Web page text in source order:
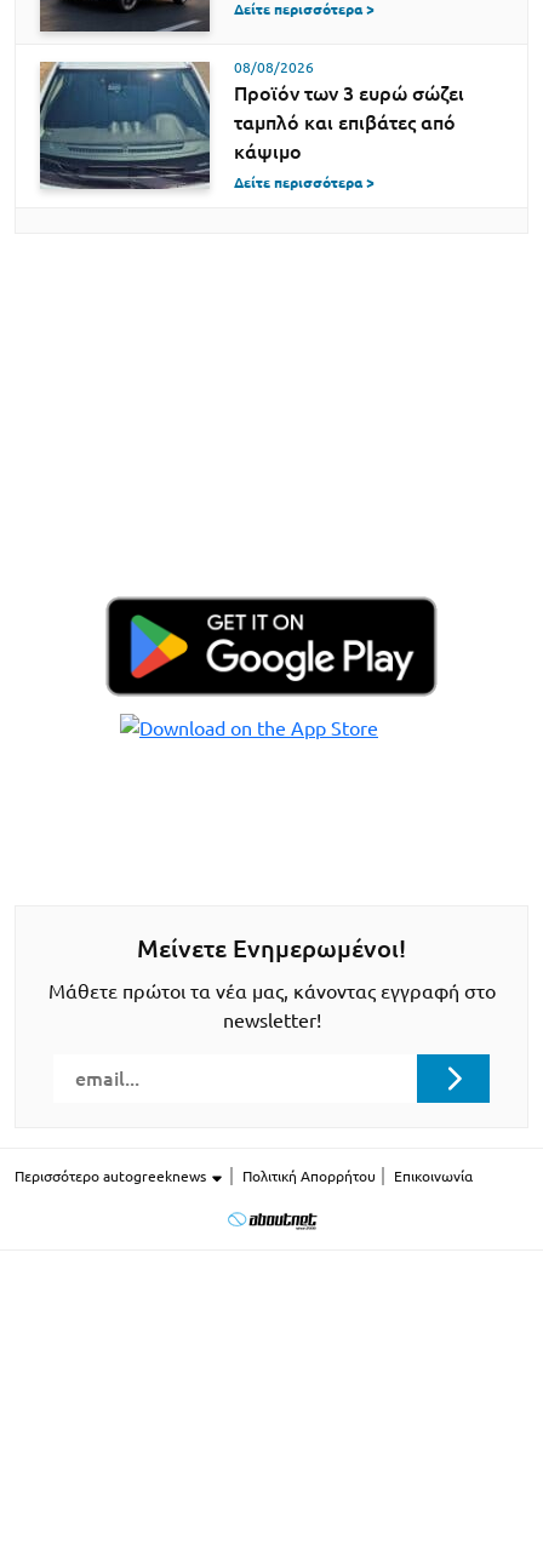
Δείτε περισσότερα >
08/08/2026
Προϊόν των 3 ευρώ σώζει
ταμπλό και επιβάτες από
κάψιμο
Δείτε περισσότερα >
Μείνετε Ενημερωμένοι!
Μάθετε πρώτοι τα νέα μας, κάνοντας εγγραφή στο
newsletter!
Περισσότερο autogreeknews Πολιτική Απορρήτου Επικοινωνία